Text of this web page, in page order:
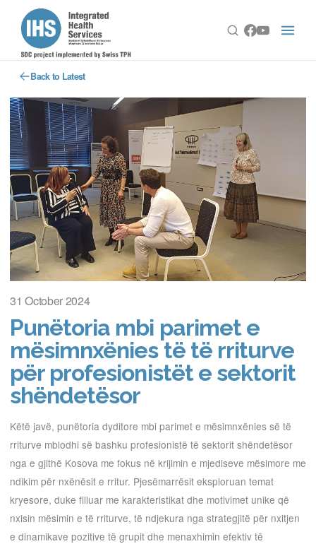
Back to Latest
31 October 2024
Punëtoria mbi parimet e
mësimnxënies të të rriturve
për profesionistët e sektorit
shëndetësor
Këtë javë, punëtoria dyditore mbi parimet e mësimnxënies së të
rriturve mblodhi së bashku profesionistë të sektorit shëndetësor
nga e gjithë Kosova me fokus në krijimin e mjediseve mësimore me
ndikim për nxënësit e rritur. Pjesëmarrësit eksploruan temat
kryesore, duke filluar me karakteristikat dhe motivimet unike që
nxisin mësimin e të rriturve, të ndjekura nga strategjitë për nxitjen
e dinamikave pozitive të grupit dhe menaxhimin efektiv të